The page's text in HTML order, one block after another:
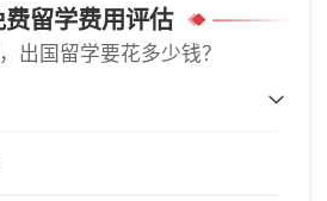
费留学费用评估
出国留学要花多少钱？